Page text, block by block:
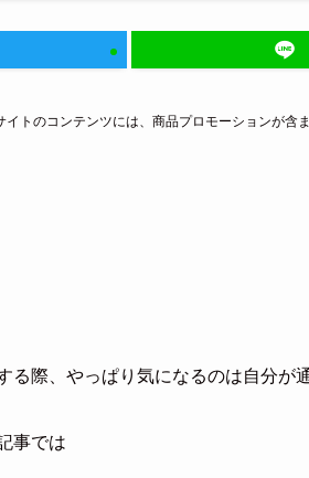
トのコンテンツには、商品プロモーションが含
る際、やっぱり気になるのは自分が
事では